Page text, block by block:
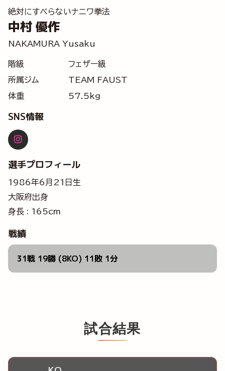
絶対にすべらないナニワ拳法
中村 優作
NAKAMURA Yusaku
階級
フェザー級
所属ジム
TEAM FAUST
体重
57.5kg
SNS情報
選手プロフィール
1986年6月21日生
大阪府出身
身長 : 165cm
戦績
31戦 19勝 (8KO) 11敗 1分
試合結果